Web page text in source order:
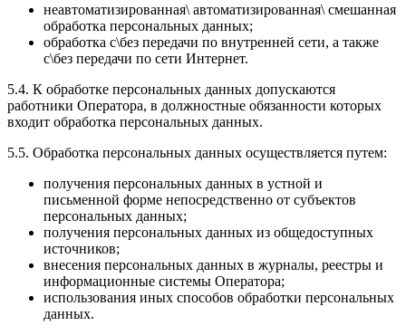
неавтоматизированная\ автоматизированная\ смешанная
обработка персональных данных;
обработка с\без передачи по внутренней сети, а также
с\без передачи по сети Интернет.
5.4. К обработке персональных данных допускаются
работники Оператора, в должностные обязанности которых
входит обработка персональных данных.
5.5. Обработка персональных данных осуществляется путем:
получения персональных данных в устной и
письменной форме непосредственно от субъектов
персональных данных;
получения персональных данных из общедоступных
источников;
внесения персональных данных в журналы, реестры и
информационные системы Оператора;
использования иных способов обработки персональных
данных.